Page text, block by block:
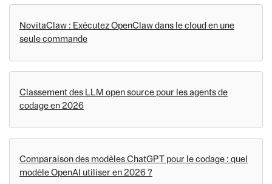
NovitaClaw : Exécutez OpenClaw dans le cloud en une
seule commande
Classement des LLM open source pour les agents de
codage en 2026
Comparaison des modèles ChatGPT pour le codage : quel
modèle OpenAI utiliser en 2026 ?